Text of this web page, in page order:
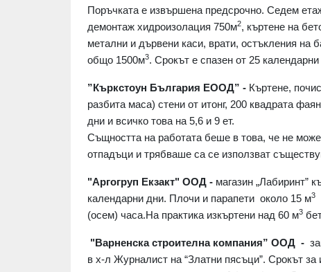
Поръчката е извършена предсрочно. Седем
демонтаж хидроизолация 750м2, къртене на
метални и дървени каси, врати, остъкления на
общо 1500м3. Срокът е спазен от 25 календарни
”Къркстоун България ЕООД” - Къртене,
разбита маса) стени от итонг, 200 квадрата
дни и всичко това на 5,6 и 9 ет.
Същността на работата беше в това, че не
отпадъци и трябваше са се използват
"Аргогруп Екзакт" ООД - магазин „Лабиринт”
календарни дни. Плочи и парапети около 15 м3
(осем) часа.На практика изкъртени над 60 м3
"Варненска строителна компания” ООД -
в х-л Журналист на “Златни пясъци”. Срокът